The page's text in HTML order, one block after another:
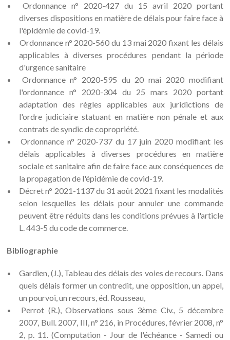
Ordonnance n° 2020-427 du 15 avril 2020 portant
diverses dispositions en matière de délais pour faire face à
l'épidémie de covid-19.
Ordonnance n° 2020-560 du 13 mai 2020 fixant les délais
applicables à diverses procédures pendant la période
d'urgence sanitaire
Ordonnance n° 2020-595 du 20 mai 2020 modifiant
l'ordonnance n° 2020-304 du 25 mars 2020 portant
adaptation des règles applicables aux juridictions de
l'ordre judiciaire statuant en matière non pénale et aux
contrats de syndic de copropriété.
Ordonnance n° 2020-737 du 17 juin 2020 modifiant les
délais applicables à diverses procédures en matière
sociale et sanitaire afin de faire face aux conséquences de
la propagation de l'épidémie de covid-19.
Décret n° 2021-1137 du 31 août 2021 fixant les modalités
selon lesquelles les délais pour annuler une commande
peuvent être réduits dans les conditions prévues à l'article
L. 443-5 du code de commerce.
Bibliographie
Gardien, (J.), Tableau des délais des voies de recours. Dans
quels délais former un contredit, une opposition, un appel,
un pourvoi, un recours, éd. Rousseau,
Perrot (R.), Observations sous 3ème Civ., 5 décembre
2007, Bull. 2007, III, n° 216, in Procédures, février 2008, n°
2, p. 11. (Computation - Jour de l'échéance - Samedi ou